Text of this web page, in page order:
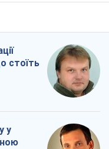
стоїть
у